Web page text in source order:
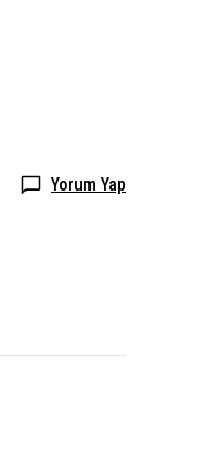
Yorum Yap